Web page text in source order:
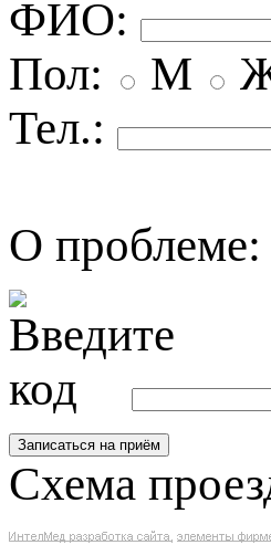
ФИО:
Пол:
М
Тел.:
О проблеме:
Схема